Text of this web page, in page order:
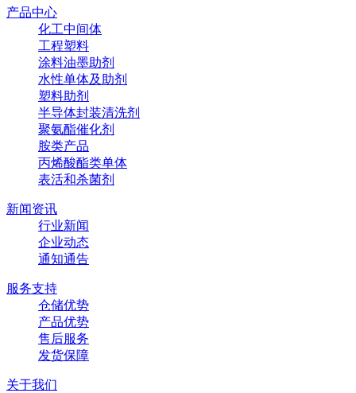
产品中心
化工中间体
工程塑料
涂料油墨助剂
水性单体及助剂
塑料助剂
半导体封装清洗剂
聚氨酯催化剂
胺类产品
丙烯酸酯类单体
表活和杀菌剂
新闻资讯
行业新闻
企业动态
通知通告
服务支持
仓储优势
产品优势
售后服务
发货保障
关于我们